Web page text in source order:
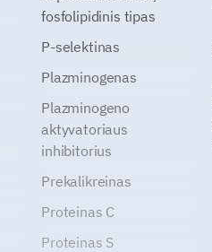
fosfolipidinis tipas
P-selektinas
Plazminogenas
Plazminogeno
aktyvatoriaus
inhibitorius
Prekalikreinas
Proteinas C
Proteinas S